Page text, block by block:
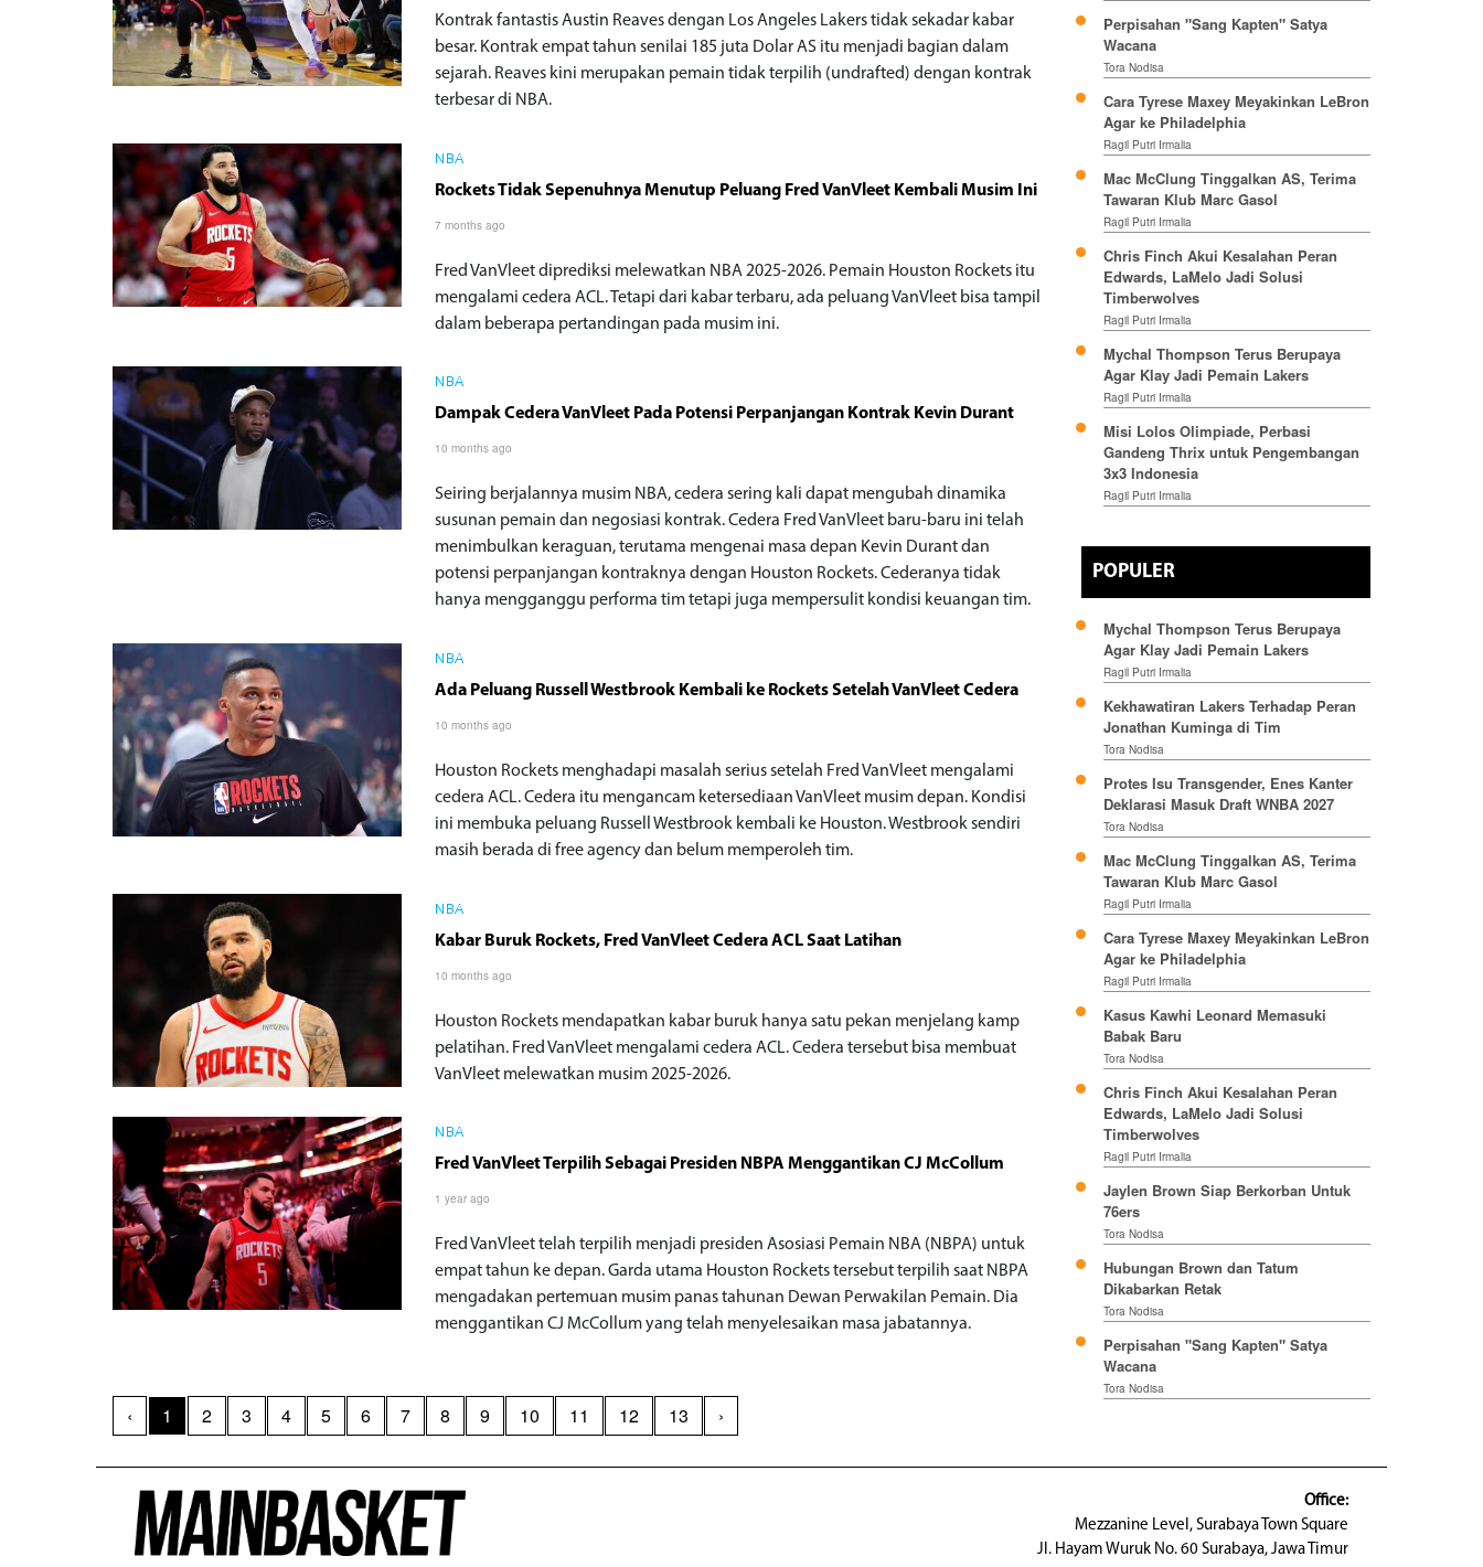
Kontrak fantastis Austin Reaves dengan Los Angeles Lakers tidak sekadar kabar
besar. Kontrak empat tahun senilai 185 juta Dolar AS itu menjadi bagian dalam
sejarah. Reaves kini merupakan pemain tidak terpilih (undrafted) dengan kontrak
terbesar di NBA.
NBA
Rockets Tidak Sepenuhnya Menutup Peluang Fred VanVleet Kembali Musim Ini
7 months ago
Fred VanVleet diprediksi melewatkan NBA 2025-2026. Pemain Houston Rockets itu
mengalami cedera ACL. Tetapi dari kabar terbaru, ada peluang VanVleet bisa tampil
dalam beberapa pertandingan pada musim ini.
NBA
Dampak Cedera VanVleet Pada Potensi Perpanjangan Kontrak Kevin Durant
10 months ago
Seiring berjalannya musim NBA, cedera sering kali dapat mengubah dinamika
susunan pemain dan negosiasi kontrak. Cedera Fred VanVleet baru-baru ini telah
menimbulkan keraguan, terutama mengenai masa depan Kevin Durant dan
potensi perpanjangan kontraknya dengan Houston Rockets. Cederanya tidak
hanya mengganggu performa tim tetapi juga mempersulit kondisi keuangan tim.
NBA
Ada Peluang Russell Westbrook Kembali ke Rockets Setelah VanVleet Cedera
10 months ago
Houston Rockets menghadapi masalah serius setelah Fred VanVleet mengalami
cedera ACL. Cedera itu mengancam ketersediaan VanVleet musim depan. Kondisi
ini membuka peluang Russell Westbrook kembali ke Houston. Westbrook sendiri
masih berada di free agency dan belum memperoleh tim.
NBA
Kabar Buruk Rockets, Fred VanVleet Cedera ACL Saat Latihan
10 months ago
Houston Rockets mendapatkan kabar buruk hanya satu pekan menjelang kamp
pelatihan. Fred VanVleet mengalami cedera ACL. Cedera tersebut bisa membuat
VanVleet melewatkan musim 2025-2026.
NBA
Fred VanVleet Terpilih Sebagai Presiden NBPA Menggantikan CJ McCollum
1 year ago
Fred VanVleet telah terpilih menjadi presiden Asosiasi Pemain NBA (NBPA) untuk
empat tahun ke depan. Garda utama Houston Rockets tersebut terpilih saat NBPA
mengadakan pertemuan musim panas tahunan Dewan Perwakilan Pemain. Dia
menggantikan CJ McCollum yang telah menyelesaikan masa jabatannya.
‹ 1 2 3 4 5 6 7 8 9 10 11 12 13 ›
Perpisahan "Sang Kapten" Satya
Wacana
Tora Nodisa
Cara Tyrese Maxey Meyakinkan LeBron
Agar ke Philadelphia
Ragil Putri Irmalia
Mac McClung Tinggalkan AS, Terima
Tawaran Klub Marc Gasol
Ragil Putri Irmalia
Chris Finch Akui Kesalahan Peran
Edwards, LaMelo Jadi Solusi
Timberwolves
Ragil Putri Irmalia
Mychal Thompson Terus Berupaya
Agar Klay Jadi Pemain Lakers
Ragil Putri Irmalia
Misi Lolos Olimpiade, Perbasi
Gandeng Thrix untuk Pengembangan
3x3 Indonesia
Ragil Putri Irmalia
POPULER
Mychal Thompson Terus Berupaya
Agar Klay Jadi Pemain Lakers
Ragil Putri Irmalia
Kekhawatiran Lakers Terhadap Peran
Jonathan Kuminga di Tim
Tora Nodisa
Protes Isu Transgender, Enes Kanter
Deklarasi Masuk Draft WNBA 2027
Tora Nodisa
Mac McClung Tinggalkan AS, Terima
Tawaran Klub Marc Gasol
Ragil Putri Irmalia
Cara Tyrese Maxey Meyakinkan LeBron
Agar ke Philadelphia
Ragil Putri Irmalia
Kasus Kawhi Leonard Memasuki
Babak Baru
Tora Nodisa
Chris Finch Akui Kesalahan Peran
Edwards, LaMelo Jadi Solusi
Timberwolves
Ragil Putri Irmalia
Jaylen Brown Siap Berkorban Untuk
76ers
Tora Nodisa
Hubungan Brown dan Tatum
Dikabarkan Retak
Tora Nodisa
Perpisahan "Sang Kapten" Satya
Wacana
Tora Nodisa
Office:
Mezzanine Level, Surabaya Town Square
Jl. Hayam Wuruk No. 60 Surabaya, Jawa Timur